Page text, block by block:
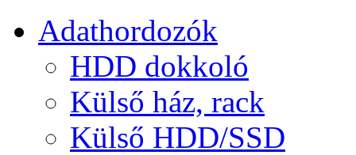
Adathordozók
HDD dokkoló
Külső ház, rack
Külső HDD/SSD